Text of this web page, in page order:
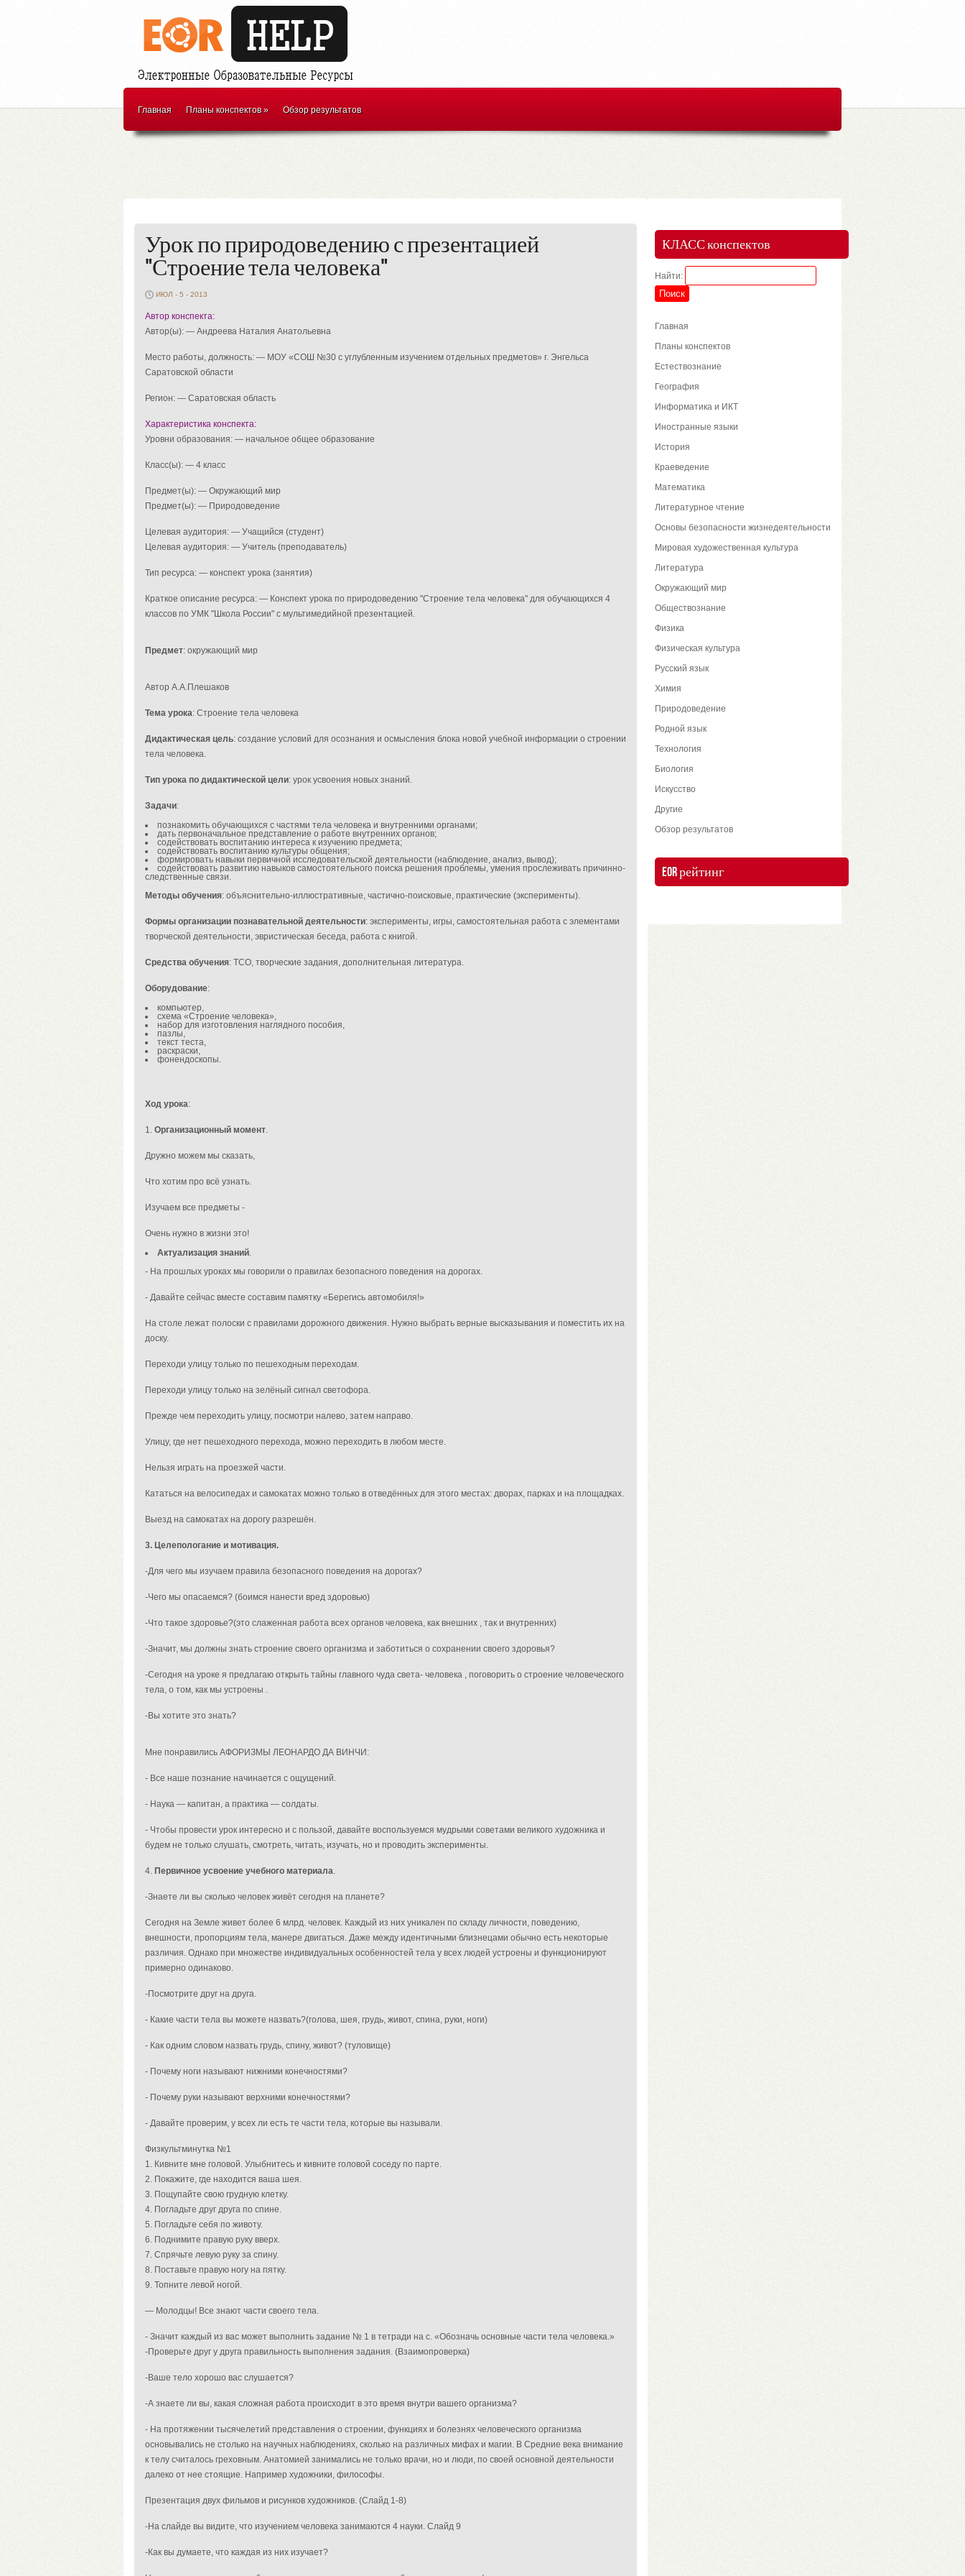
Главная Планы конспектов» Обзор результатов
Урок по природоведению с презентацией
"Строение тела человека"
ИЮЛ - 5 - 2013
Автор конспекта:
Автор(ы): — Андреева Наталия Анатольевна
Место работы, должность: — МОУ «СОШ №30 с углубленным изучением отдельных предметов» г. Энгельса
Саратовской области
Регион: — Саратовская область
Характеристика конспекта:
Уровни образования: — начальное общее образование
Класс(ы): — 4 класс
Предмет(ы): — Окружающий мир
Предмет(ы): — Природоведение
Целевая аудитория: — Учащийся (студент)
Целевая аудитория: — Учитель (преподаватель)
Тип ресурса: — конспект урока (занятия)
Краткое описание ресурса: — Конспект урока по природоведению "Строение тела человека" для обучающихся 4
классов по УМК "Школа России" с мультимедийной презентацией.
Предмет: окружающий мир
Автор А.А.Плешаков
Тема урока: Строение тела человека
Дидактическая цель: создание условий для осознания и осмысления блока новой учебной информации о строении
тела человека.
Тип урока по дидактической цели: урок усвоения новых знаний.
Задачи:
познакомить обучающихся с частями тела человека и внутренними органами;
дать первоначальное представление о работе внутренних органов;
содействовать воспитанию интереса к изучению предмета;
содействовать воспитанию культуры общения;
формировать навыки первичной исследовательской деятельности (наблюдение, анализ, вывод);
содействовать развитию навыков самостоятельного поиска решения проблемы, умения прослеживать причинно-
следственные связи.
Методы обучения: объяснительно-иллюстративные, частично-поисковые, практические (эксперименты).
Формы организации познавательной деятельности: эксперименты, игры, самостоятельная работа с элементами
творческой деятельности, эвристическая беседа, работа с книгой.
Средства обучения: ТСО, творческие задания, дополнительная литература.
Оборудование:
компьютер,
схема «Строение человека»,
набор для изготовления наглядного пособия,
пазлы,
текст теста,
раскраски,
фонендоскопы.
Ход урока:
1. Организационный момент.
Дружно можем мы сказать,
Что хотим про всё узнать.
Изучаем все предметы -
Очень нужно в жизни это!
Актуализация знаний.
- На прошлых уроках мы говорили о правилах безопасного поведения на дорогах.
- Давайте сейчас вместе составим памятку «Берегись автомобиля!»
На столе лежат полоски с правилами дорожного движения. Нужно выбрать верные высказывания и поместить их на
доску.
Переходи улицу только по пешеходным переходам.
Переходи улицу только на зелёный сигнал светофора.
Прежде чем переходить улицу, посмотри налево, затем направо.
Улицу, где нет пешеходного перехода, можно переходить в любом месте.
Нельзя играть на проезжей части.
Кататься на велосипедах и самокатах можно только в отведённых для этого местах: дворах, парках и на площадках.
Выезд на самокатах на дорогу разрешён.
3. Целепологание и мотивация.
-Для чего мы изучаем правила безопасного поведения на дорогах?
-Чего мы опасаемся? (боимся нанести вред здоровью)
-Что такое здоровье?(это слаженная работа всех органов человека, как внешних , так и внутренних)
-Значит, мы должны знать строение своего организма и заботиться о сохранении своего здоровья?
-Сегодня на уроке я предлагаю открыть тайны главного чуда света- человека , поговорить о строение человеческого
тела, о том, как мы устроены .
-Вы хотите это знать?
Мне понравились АФОРИЗМЫ ЛЕОНАРДО ДА ВИНЧИ:
- Все наше познание начинается с ощущений.
- Наука — капитан, а практика — солдаты.
- Чтобы провести урок интересно и с пользой, давайте воспользуемся мудрыми советами великого художника и
будем не только слушать, смотреть, читать, изучать, но и проводить эксперименты.
4. Первичное усвоение учебного материала.
-Знаете ли вы сколько человек живёт сегодня на планете?
Сегодня на Земле живет более 6 млрд. человек. Каждый из них уникален по складу личности, поведению,
внешности, пропорциям тела, манере двигаться. Даже между идентичными близнецами обычно есть некоторые
различия. Однако при множестве индивидуальных особенностей тела у всех людей устроены и функционируют
примерно одинаково.
-Посмотрите друг на друга.
- Какие части тела вы можете назвать?(голова, шея, грудь, живот, спина, руки, ноги)
- Как одним словом назвать грудь, спину, живот? (туловище)
- Почему ноги называют нижними конечностями?
- Почему руки называют верхними конечностями?
- Давайте проверим, у всех ли есть те части тела, которые вы называли.
Физкультминутка №1
1. Кивните мне головой. Улыбнитесь и кивните головой соседу по парте.
2. Покажите, где находится ваша шея.
3. Пощупайте свою грудную клетку.
4. Погладьте друг друга по спине.
5. Погладьте себя по животу.
6. Поднимите правую руку вверх.
7. Спрячьте левую руку за спину.
8. Поставьте правую ногу на пятку.
9. Топните левой ногой.
— Молодцы! Все знают части своего тела.
- Значит каждый из вас может выполнить задание № 1 в тетради на с. «Обозначь основные части тела человека.»
-Проверьте друг у друга правильность выполнения задания. (Взаимопроверка)
-Ваше тело хорошо вас слушается?
-А знаете ли вы, какая сложная работа происходит в это время внутри вашего организма?
- На протяжении тысячелетий представления о строении, функциях и болезнях человеческого организма
основывались не столько на научных наблюдениях, сколько на различных мифах и магии. В Средние века внимание
к телу считалось греховным. Анатомией занимались не только врачи, но и люди, по своей основной деятельности
далеко от нее стоящие. Например художники, философы.
Презентация двух фильмов и рисунков художников. (Слайд 1-8)
-На слайде вы видите, что изучением человека занимаются 4 науки. Слайд 9
-Как вы думаете, что каждая из них изучает?
КЛАСС конспектов
Найти:
Главная
Планы конспектов
Естествознание
География
Информатика и ИКТ
Иностранные языки
История
Краеведение
Математика
Литературное чтение
Основы безопасности жизнедеятельности
Мировая художественная культура
Литература
Окружающий мир
Обществознание
Физика
Физическая культура
Русский язык
Химия
Природоведение
Родной язык
Технология
Биология
Искусство
Другие
Обзор результатов
EOR рейтинг